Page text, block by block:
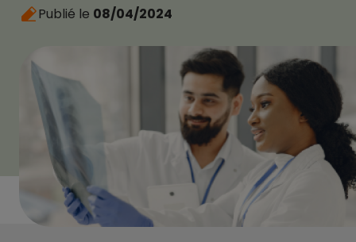
Publié le 08/04/2024